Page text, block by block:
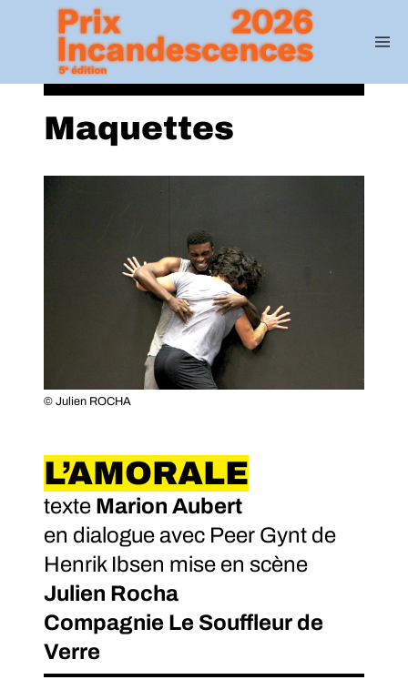
Maquettes
© Julien ROCHA
L’AMORALE
texte Marion Aubert
en dialogue avec Peer Gynt de
Henrik Ibsen mise en scène
Julien Rocha
Compagnie Le Souffleur de
Verre